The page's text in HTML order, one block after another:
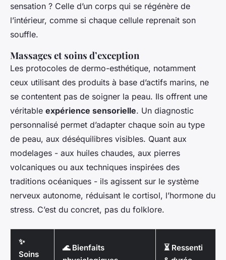
sensation ? Celle d’un corps qui se régénère de
l’intérieur, comme si chaque cellule reprenait son
souffle.
Massages et soins d’exception
Les protocoles de dermo-esthétique, notamment
ceux utilisant des produits à base d’actifs marins, ne
se contentent pas de soigner la peau. Ils offrent une
véritable expérience sensorielle. Un diagnostic
personnalisé permet d’adapter chaque soin au type
de peau, aux déséquilibres visibles. Quant aux
modelages - aux huiles chaudes, aux pierres
volcaniques ou aux techniques inspirées des
traditions océaniques - ils agissent sur le système
nerveux autonome, réduisant le cortisol, l’hormone du
stress. C’est du concret, pas du folklore.
✨
Soins
🌊 Bienfaits
⏳ Ressenti